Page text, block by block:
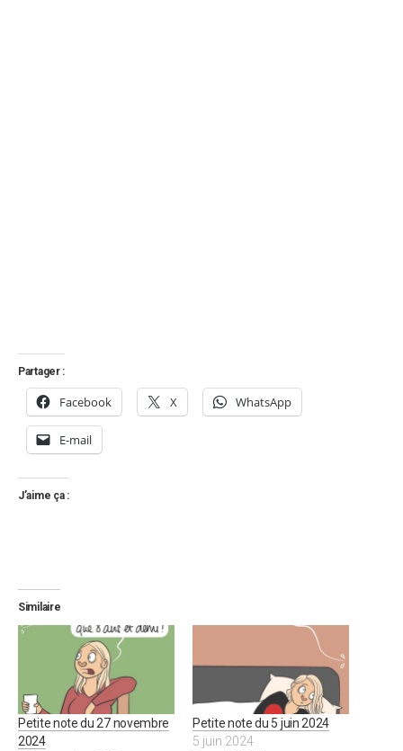
Partager :
Facebook X WhatsApp
E-mail
J’aime ça :
Similaire
Petite note du 27 novembre
2024
Petite note du 5 juin 2024
5 juin 2024